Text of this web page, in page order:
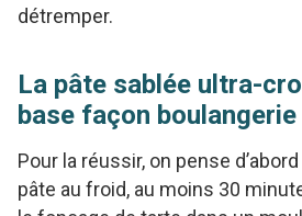
détremper.
La pâte sablée ultra-
base façon boulangerie
Pour la réussir, on pense
pâte au froid, au moins 30